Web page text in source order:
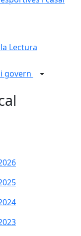
Lectura
govern